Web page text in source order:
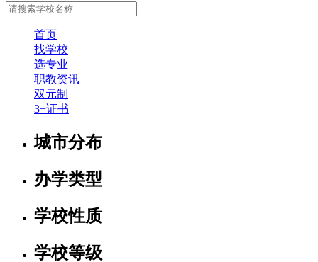
首页
找学校
选专业
职教资讯
双元制
3+证书
城市分布
办学类型
学校性质
学校等级